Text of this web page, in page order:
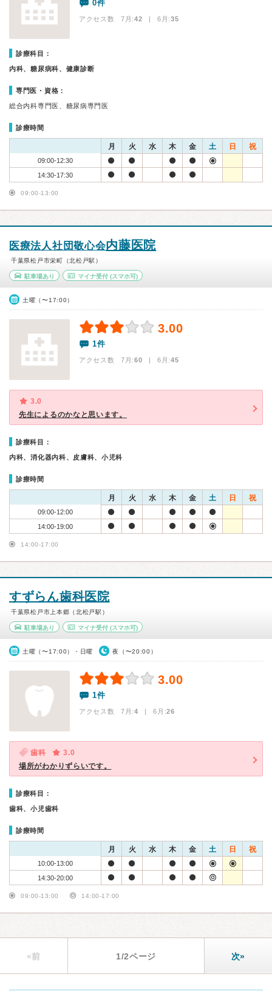
0件
アクセス数 7月:42 | 6月:35
診療科目：
内科、糖尿病科、健康診断
専門医・資格：
総合内科専門医、糖尿病専門医
診療時間
月 火 水 木 金 土 日 祝
09:00-12:30
14:30-17:30
09:00-13:00
医療法人社団敬心会内藤医院
千葉県松戸市栄町（北松戸駅）
駐車場あり マイナ受付(スマホ可)
土曜（〜17:00）
3.00
1件
アクセス数 7月:60 | 6月:45
3.0
先生によるのかなと思います。
診療科目：
内科、消化器内科、皮膚科、小児科
診療時間
月 火 水 木 金 土 日 祝
09:00-12:00
14:00-19:00
14:00-17:00
すずらん歯科医院
千葉県松戸市上本郷（北松戸駅）
駐車場あり マイナ受付(スマホ可)
土曜（〜17:00）・日曜 夜（〜20:00）
3.00
1件
アクセス数 7月:4 | 6月:26
歯科
3.0
場所がわかりずらいです。
診療科目：
歯科、小児歯科
診療時間
月 火 水 木 金 土 日 祝
10:00-13:00
14:30-20:00
09:00-13:00 14:00-17:00
«前 1/2ページ 次»